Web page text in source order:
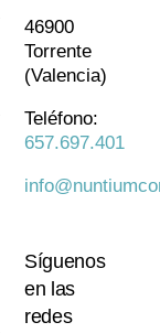
46900
Torrente
(Valencia)
Teléfono:
657.697.401
Síguenos
en las
redes